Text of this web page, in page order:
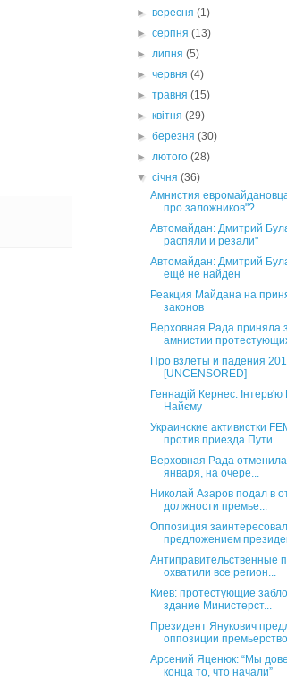
►вересня(1)
►серпня(13)
►липня(5)
►червня(4)
►травня(15)
►квітня(29)
►березня(30)
►лютого(28)
▼січня(36)
Амнистия
про заложников"?
Автомайдан: Дмитрий
распяли и резали"
Автомайдан: Дмитрий
ещё не найден
Реакция Майдана на
законов
Верховная Рада приняла
амнистии
Про взлеты и падения
[UNCENSORED]
Геннадій Кернес. Інтерв'ю
Найєму
Украинские активистки
против приезда Пути...
Верховная Рада
января, на очере...
Николай Азаров подал в
должности премье...
Оппозиция
предложением
Антиправительственные
охватили все регион...
Киев: протестующие
здание Министерст...
Президент Янукович
оппозиции премьерство
Арсений Яценюк: “Мы
конца то, что начали”